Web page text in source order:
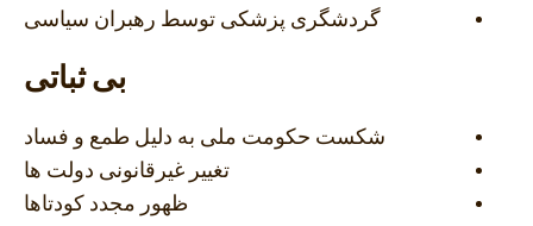
گردشگری پزشکی توسط رهبران سیاسی
بی ثباتی
شکست حکومت ملی به دلیل طمع و فساد
تغییر غیرقانونی دولت ها
ظهور مجدد کودتاها